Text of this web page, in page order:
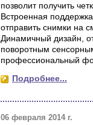
позволит получить
Встроенная
отправить снимки на
Динамичный дизайн,
поворотным
профессиональный
Подробнее...
06 февраля 2014 г.